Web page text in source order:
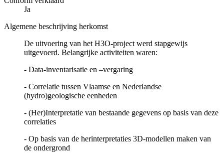
Ja
Algemene beschrijving herkomst
De uitvoering van het H3O-project werd stapgewijs
uitgevoerd. Belangrijke activiteiten waren:
- Data-inventarisatie en –vergaring
- Correlatie tussen Vlaamse en Nederlandse
(hydro)geologische eenheden
- (Her)Interpretatie van bestaande gegevens op basis van deze
correlaties
- Op basis van de herinterpretaties 3D-modellen maken van
de ondergrond